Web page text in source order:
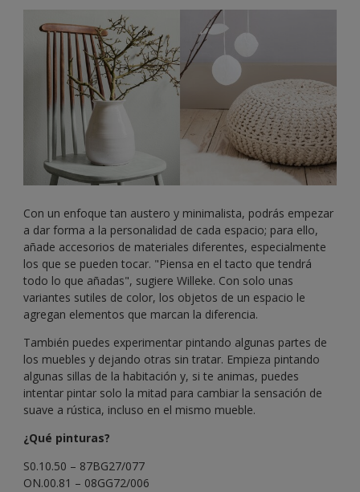
Con un enfoque tan austero y minimalista, podrás empezar
a dar forma a la personalidad de cada espacio; para ello,
añade accesorios de materiales diferentes, especialmente
los que se pueden tocar. "Piensa en el tacto que tendrá
todo lo que añadas", sugiere Willeke. Con solo unas
variantes sutiles de color, los objetos de un espacio le
agregan elementos que marcan la diferencia.
También puedes experimentar pintando algunas partes de
los muebles y dejando otras sin tratar. Empieza pintando
algunas sillas de la habitación y, si te animas, puedes
intentar pintar solo la mitad para cambiar la sensación de
suave a rústica, incluso en el mismo mueble.
¿Qué pinturas?
S0.10.50 – 87BG27/077
ON.00.81 – 08GG72/006